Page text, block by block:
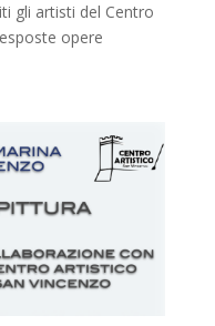
gli artisti del Centro
opere